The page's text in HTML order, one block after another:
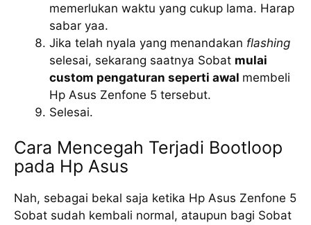
memerlukan waktu yang cukup lama. Harap
sabar yaa.
Jika telah nyala yang menandakan flashing
selesai, sekarang saatnya Sobat mulai
custom pengaturan seperti awal membeli
Hp Asus Zenfone 5 tersebut.
Selesai.
Cara Mencegah Terjadi Bootloop
pada Hp Asus
Nah, sebagai bekal saja ketika Hp Asus Zenfone 5
Sobat sudah kembali normal, ataupun bagi Sobat